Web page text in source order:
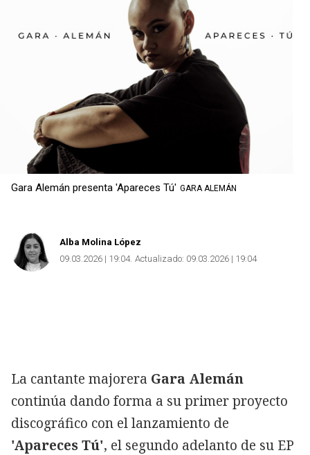
Copiar
Gara Alemán presenta 'Apareces Tú' GARA ALEMÁN
Alba Molina López
09.03.2026 | 19:04 Actualizado: 09.03.2026 | 19:04
La cantante majorera Gara Alemán
continúa dando forma a su primer proyecto
discográfico con el lanzamiento de
'Apareces Tú', el segundo adelanto de su EP